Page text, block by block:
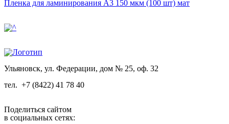
Пленка для ламинирования А3 150 мкм (100 шт) мат
Ульяновск, ул. Федерации, дом № 25, оф. 32
тел. +7 (8422) 41 78 40
Поделиться сайтом
в социальных сетях: